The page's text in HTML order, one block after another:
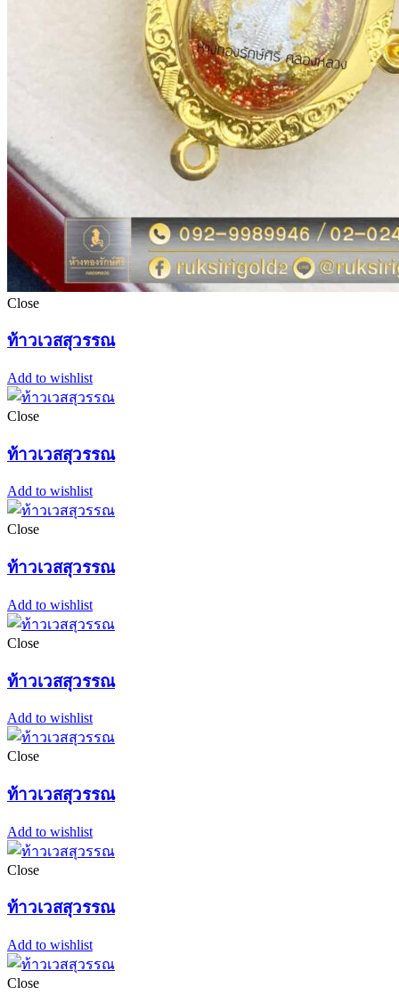
Close
ท้าวเวสสุวรรณ
Add to wishlist
Close
ท้าวเวสสุวรรณ
Add to wishlist
Close
ท้าวเวสสุวรรณ
Add to wishlist
Close
ท้าวเวสสุวรรณ
Add to wishlist
Close
ท้าวเวสสุวรรณ
Add to wishlist
Close
ท้าวเวสสุวรรณ
Add to wishlist
Close